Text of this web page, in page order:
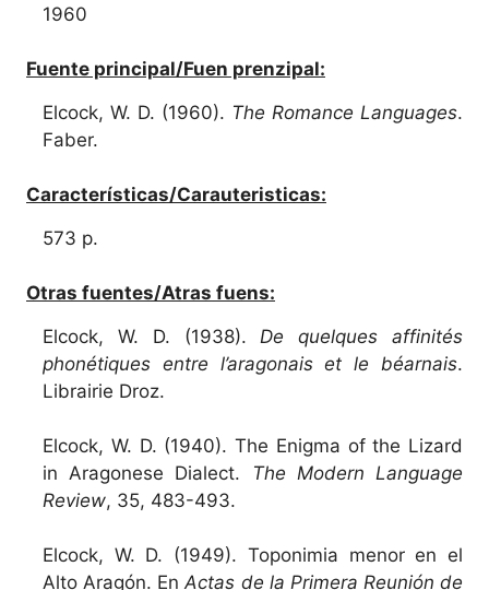
1960
Fuente principal/Fuen prenzipal:
Elcock, W. D. (1960). The Romance Languages.
Faber.
Características/Carauteristicas:
573 p.
Otras fuentes/Atras fuens:
Elcock, W. D. (1938). De quelques affinités
phonétiques entre l’aragonais et le béarnais.
Librairie Droz.
Elcock, W. D. (1940). The Enigma of the Lizard
in Aragonese Dialect.
The Modern Language
Review, 35, 483-493.
Elcock, W. D. (1949). Toponimia menor en el
Alto Aragón. EnActas de la Primera Reunión de